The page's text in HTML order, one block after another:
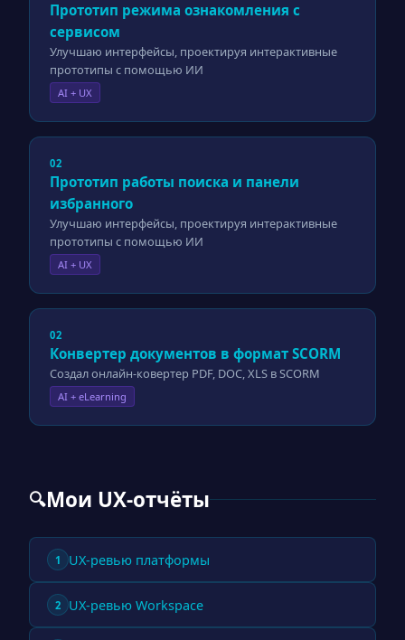
Прототип режима ознакомления с
сервисом
Улучшаю интерфейсы, проектируя интерактивные
прототипы с помощью ИИ
AI + UX
02
Прототип работы поиска и панели
избранного
Улучшаю интерфейсы, проектируя интерактивные
прототипы с помощью ИИ
AI + UX
02
Конвертер документов в формат SCORM
Создал онлайн-ковертер PDF, DOC, XLS в SCORM
AI + eLearning
🔍Мои UX-отчёты
1 UX-ревью платформы
2 UX-ревью Workspace